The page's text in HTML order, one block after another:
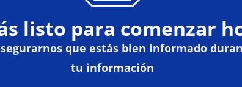
listo para comenzar
que estás bien informado
tu información